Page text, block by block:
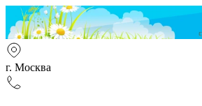
г. Москва